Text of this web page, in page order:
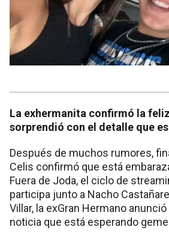
La exhermanita confirmó la
sorprendió con el detalle que
Después de muchos rumores,
Celis confirmó que está
Fuera de Joda, el ciclo de
participa junto a Nacho
Villar, la exGran Hermano
noticia que está esperando